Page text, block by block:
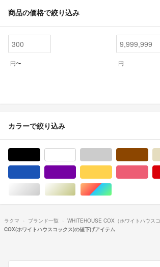
商品の価格で絞り込み
円〜 円
カラーで絞り込み
シルバー/銀色系ゴールド/金色系マルチカラー
ラクマ ブランド一覧 WHITEHOUSE COX（ホワイトハウスコ
COX(ホワイトハウスコックス)の値下げアイテム